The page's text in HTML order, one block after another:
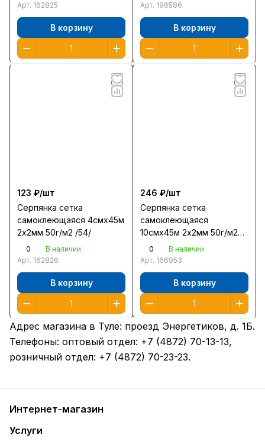
Арт. 162825
В корзину
Арт. 196586
В корзину
123 ₽/шт
Серпянка сетка
самоклеющаяся 4смх45м
2х2мм 50г/м2 /54/
0
В наличии
Арт. 162826
В корзину
246 ₽/шт
Серпянка сетка
самоклеющаяся
10смх45м 2х2мм 50г/м2
/25/
0
В наличии
Арт. 166953
В корзину
Адрес магазина в Туле: проезд Энергетиков, д. 1Б.
Телефоны: оптовый отдел: +7 (4872) 70-13-13,
розничный отдел: +7 (4872) 70-23-23.
Интернет-магазин
Услуги